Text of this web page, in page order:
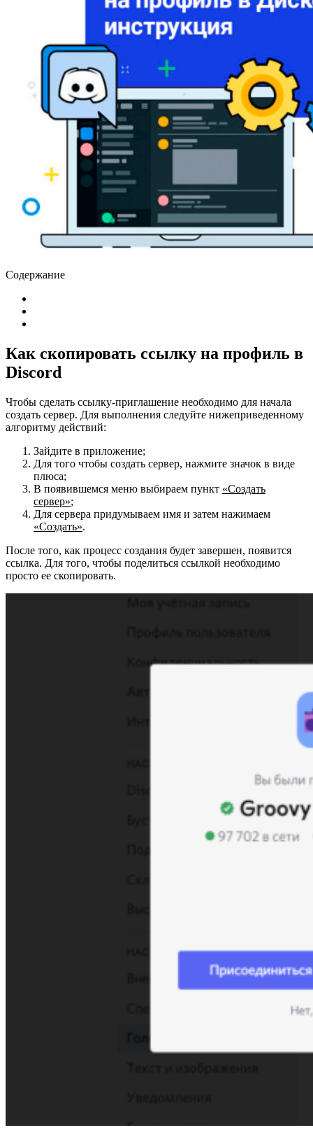
Содержание
Как скопировать ссылку на профиль в
Discord
Чтобы сделать ссылку-приглашение необходимо для начала
создать сервер. Для выполнения следуйте нижеприведенному
алгоритму действий:
Зайдите в приложение;
Для того чтобы создать сервер, нажмите значок в виде
плюса;
В появившемся меню выбираем пункт «Создать
сервер»;
Для сервера придумываем имя и затем нажимаем
«Создать».
После того, как процесс создания будет завершен, появится
ссылка. Для того, чтобы поделиться ссылкой необходимо
просто ее скопировать.